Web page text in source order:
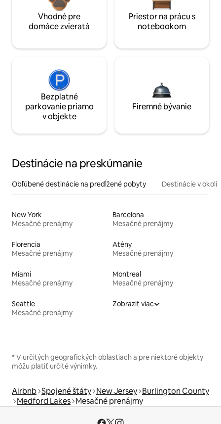
Vhodné pre
domáce zvieratá
Priestor na prácu s
notebookom
Bezplatné
parkovanie priamo
v objekte
Firemné bývanie
Destinácie na preskúmanie
Obľúbené destinácie na predĺžené pobyty Destinácie v okolí
New York
Mesačné prenájmy
Barcelona
Mesačné prenájmy
Florencia
Mesačné prenájmy
Atény
Mesačné prenájmy
Miami
Mesačné prenájmy
Montreal
Mesačné prenájmy
Seattle
Mesačné prenájmy
Zobraziť viac
* V určitých geografických oblastiach a pre niektoré objekty
môžu platiť určité výnimky.
Airbnb Spojené štáty New Jersey Burlington County
Medford Lakes Mesačné prenájmy